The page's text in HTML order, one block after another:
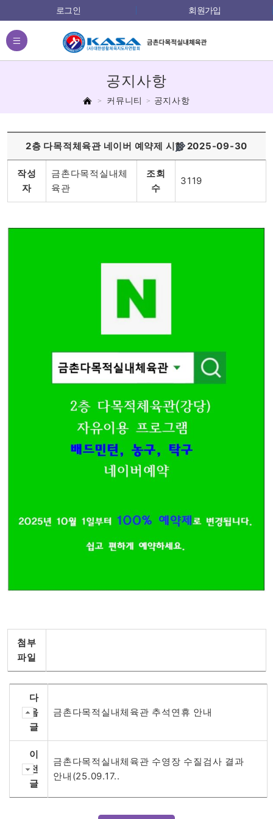
로그인 회원가입
전체메뉴
홈 커뮤니티 공지사항
공지사항
2층 다목적체육관 네이버 예약제 시행 2025-09-30
작성
자
금촌다목적실내체
육관
조회
수
3119
첨부
파일
다
음
글
금촌다목적실내체육관 추석연휴 안내
이
전
글
금촌다목적실내체육관 수영장 수질검사 결과
안내(25.09.17..